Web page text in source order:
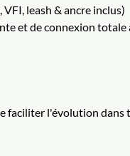
VFI, leash & ancre inclus)
et de connexion
faciliter l'évolution